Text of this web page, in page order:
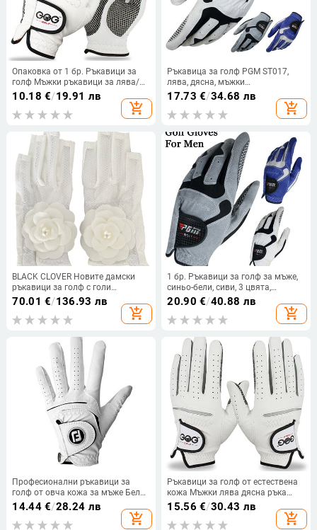
Опаковка от 1 бр. Ръкавици за
голф Мъжки ръкавици за лява/
дясна ръка Мека дишаща чиста
овча кожа с противоплъзгащи
гранули Ръкавици за голф Голф
10.18 €/19.91 лв
add_shopping_cart
Ръкавица за голф PGM ST017,
лява, дясна, мъжки
микрофибърни дишащи
ръкавици за тренировка с
люлеене, мека, удобна
17.73 €/34.68 лв
add_shopping_cart
BLACK CLOVER Новите дамски
ръкавици за голф с голи
кокалчета са стилни, удобни,
дишащи, неплъзгащи се и
устойчиви на износване
70.01 €/136.93 лв
add_shopping_cart
1 бр. Ръкавици за голф за мъже,
синьо-бели, сиви, 3 цвята,
дишаща материя,
противоплъзгащи се спортни
ръкавици за съпрузи на мъже,
20.90 €/40.88 лв
add_shopping_cart
Професионални ръкавици за
голф от овча кожа за мъже Бели
и черни ръкавици Удебеляване
на дланта Подарък за играч на
голф Меки дишащи
14.44€/28.24 лв
add_shopping_cart
Ръкавици за голф от естествена
кожа Мъжки лява дясна ръка
Меки дишащи ръкавици за голф
от чиста овча кожа Аксесоари за
голф
15.56 €/30.43 лв
add_shopping_cart